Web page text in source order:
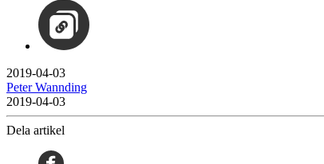
2019-04-03
Peter Wannding
2019-04-03
Dela artikel